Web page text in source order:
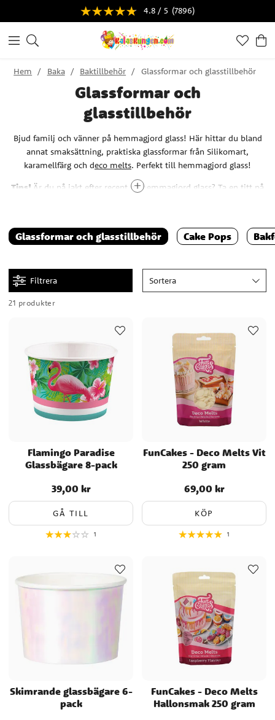
4.8 / 5 (7896)
Hem Baka Baktillbehör Glassformar och glasstillbehör
Glassformar och
glasstillbehör
Bjud familj och vänner på hemmagjord glass! Här hittar du bland
annat smaksättning, praktiska glassformar från Silikomart,
karamellfärg och deco melts. Perfekt till hemmagjord glass!
Tips! Är du på jakt efter recept på hemmagjord glass? Ta en titt på
enhörningsglass.
Glassformar och glasstillbehör Cake Pops
Filtrera Sortera
21 produkter
Flamingo Paradise
Glassbägare 8-pack
Pris:39,00 kr
39,00 kr
GÅ TILL
1
FunCakes - Deco Melts Vit
250 gram
Pris:69,00 kr
69,00 kr
KÖP
1
Skimrande glassbägare 6-
pack
FunCakes - Deco Melts
Hallonsmak 250 gram